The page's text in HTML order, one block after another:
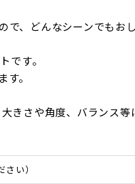
で、どんなシーンでもお
です。
す。
きさや角度、バランス等
い）